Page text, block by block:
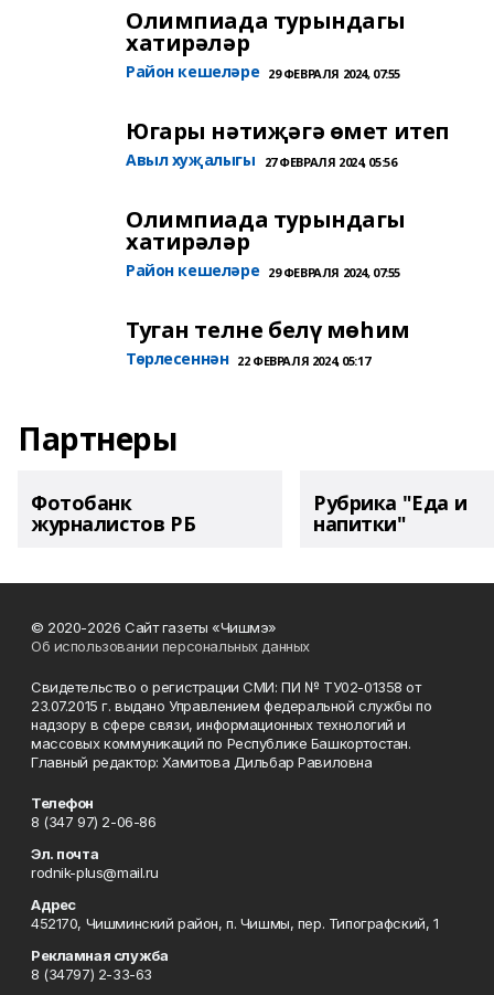
Олимпиада турындагы
хатирәләр
Район кешеләре 29 ФЕВРАЛЯ 2024, 07:55
Югары нәтиҗәгә өмет итеп
Авыл хуҗалыгы 27 ФЕВРАЛЯ 2024, 05:56
Олимпиада турындагы
хатирәләр
Район кешеләре 29 ФЕВРАЛЯ 2024, 07:55
Туган телне белү мөһим
Төрлесеннән 22 ФЕВРАЛЯ 2024, 05:17
Партнеры
Фотобанк
журналистов РБ
Рубрика "Еда и
напитки"
© 2020-2026 Сайт газеты «Чишмэ»
Об использовании персональных данных
Свидетельство о регистрации СМИ: ПИ № ТУ02-01358 от
23.07.2015 г. выдано Управлением федеральной службы по
надзору в сфере связи, информационных технологий и
массовых коммуникаций по Республике Башкортостан.
Главный редактор: Хамитова Дильбар Равиловна
Телефон
8 (347 97) 2-06-86
Эл. почта
rodnik-plus@mail.ru
Адрес
452170, Чишминский район, п. Чишмы, пер. Типографский, 1
Рекламная служба
8 (34797) 2-33-63